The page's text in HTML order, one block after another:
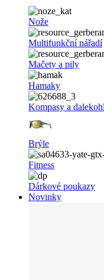
Nože
Multifunkční nářadí
Mačety a pily
Hamaky
Kompasy a
Brýle
Fitness
Dárkové poukazy
Novinky